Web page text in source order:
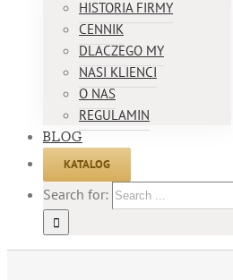
HISTORIA FIRMY
CENNIK
DLACZEGO MY
NASI KLIENCI
O NAS
REGULAMIN
BLOG
KATALOG
Search for: